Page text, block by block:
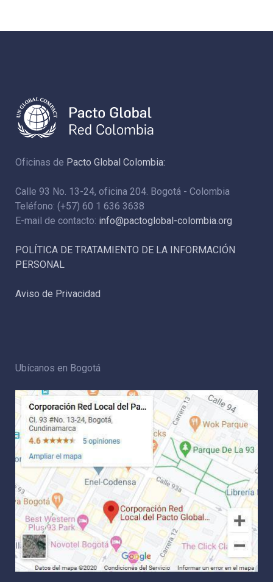
Oficinas de Pacto Global Colombia:
Calle 93 No. 13-24, oficina 204. Bogotá - Colombia
Teléfono: (+57) 60 1 636 3638
E-mail de contacto: info@pactoglobal-colombia.org
POLÍTICA DE TRATAMIENTO DE LA INFORMACIÓN
PERSONAL
Aviso de Privacidad
Ubícanos en Bogotá